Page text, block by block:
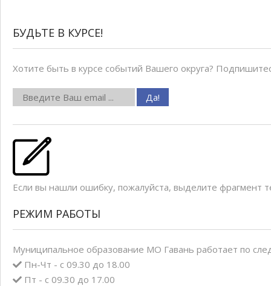
БУДЬТЕ В КУРСЕ!
Хотите быть в курсе событий Вашего округа?
Если вы нашли ошибку, пожалуйста, выделите фрагмент
РЕЖИМ РАБОТЫ
Муниципальное образование МО Гавань работает по
Пн-Чт - с 09.30 до 18.00
Пт - с 09.30 до 17.00